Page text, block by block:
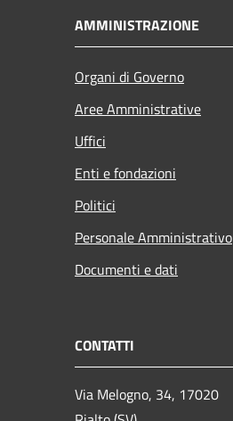
AMMINISTRAZIONE
Organi di Governo
Aree Amministrative
Uffici
Enti e fondazioni
Politici
Personale Amministrativo
Documenti e dati
CONTATTI
Via Melogno, 34, 17020